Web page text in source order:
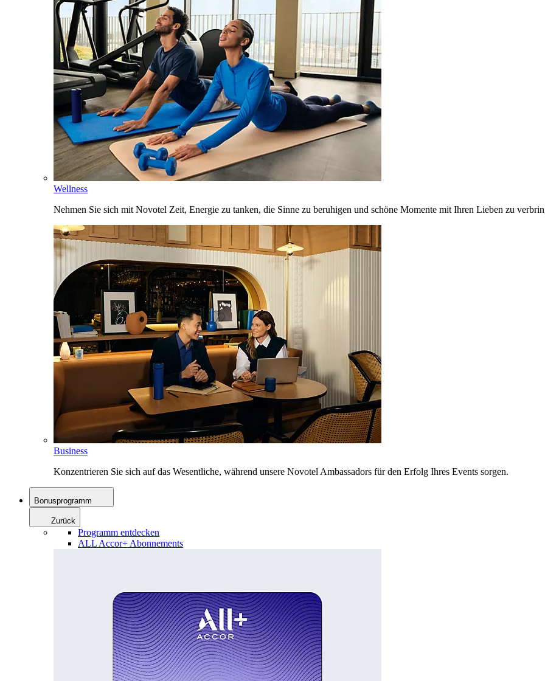
Wellness
Nehmen Sie sich mit Novotel Zeit, Energie zu tanken, die Sinne zu beruhigen und schöne Momente mit Ihren Lieben zu
Business
Konzentrieren Sie sich auf das Wesentliche, während unsere Novotel Ambassadors für den Erfolg Ihres Events sorgen.
Bonusprogramm
Zurück
Programm entdecken
ALL Accor+ Abonnements